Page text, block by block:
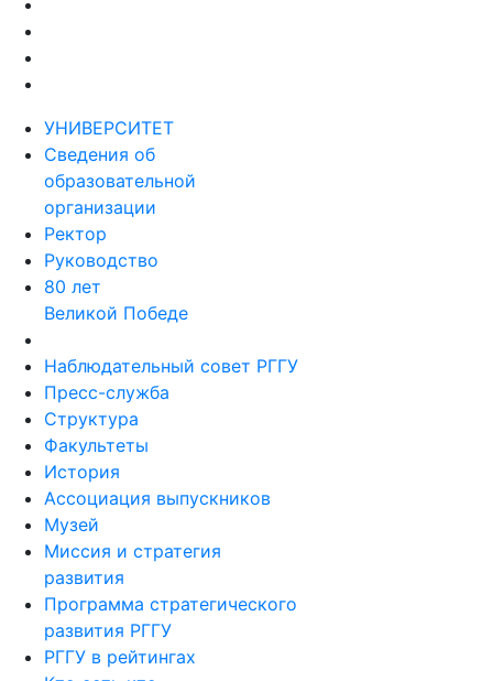
УНИВЕРСИТЕТ
Сведения об
образовательной
организации
Ректор
Руководство
80 лет
Великой Победе
Наблюдательный совет РГГУ
Пресс-служба
Структура
Факультеты
История
Ассоциация выпускников
Музей
Миссия и стратегия
развития
Программа стратегического
развития РГГУ
РГГУ в рейтингах